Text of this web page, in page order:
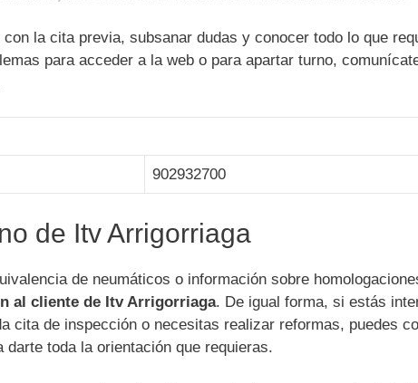
la cita previa, subsanar dudas y conocer todo lo que
para acceder a la web o para apartar turno,
902932700
de Itv Arrigorriaga
de neumáticos o información sobre
al cliente de Itv Arrigorriaga. De igual forma, si estás
cita de inspección o necesitas realizar reformas, puedes
toda la orientación que requieras.